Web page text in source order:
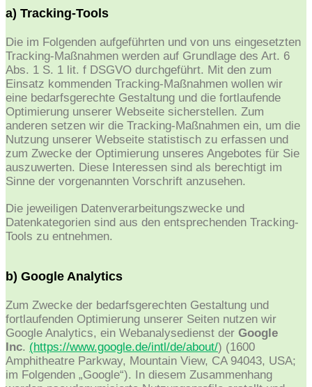
a) Tracking-Tools
Die im Folgenden aufgeführten und von uns eingesetzten
Tracking-Maßnahmen werden auf Grundlage des Art. 6
Abs. 1 S. 1 lit. f DSGVO durchgeführt. Mit den zum
Einsatz kommenden Tracking-Maßnahmen wollen wir
eine bedarfsgerechte Gestaltung und die fortlaufende
Optimierung unserer Webseite sicherstellen. Zum
anderen setzen wir die Tracking-Maßnahmen ein, um die
Nutzung unserer Webseite statistisch zu erfassen und
zum Zwecke der Optimierung unseres Angebotes für Sie
auszuwerten. Diese Interessen sind als berechtigt im
Sinne der vorgenannten Vorschrift anzusehen.
Die jeweiligen Datenverarbeitungszwecke und
Datenkategorien sind aus den entsprechenden Tracking-
Tools zu entnehmen.
b) Google Analytics
Zum Zwecke der bedarfsgerechten Gestaltung und
fortlaufenden Optimierung unserer Seiten nutzen wir
Google Analytics, ein Webanalysedienst der Google
Inc. (https://www.google.de/intl/de/about/) (1600
Amphitheatre Parkway, Mountain View, CA 94043, USA;
im Folgenden „Google“). In diesem Zusammenhang